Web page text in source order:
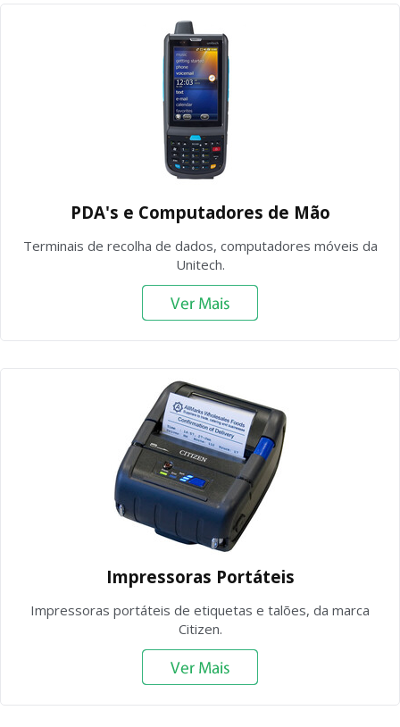
PDA's e Computadores de Mão
Terminais de recolha de dados, computadores móveis da
Unitech.
Impressoras Portáteis
Impressoras portáteis de etiquetas e talões, da marca
Citizen.